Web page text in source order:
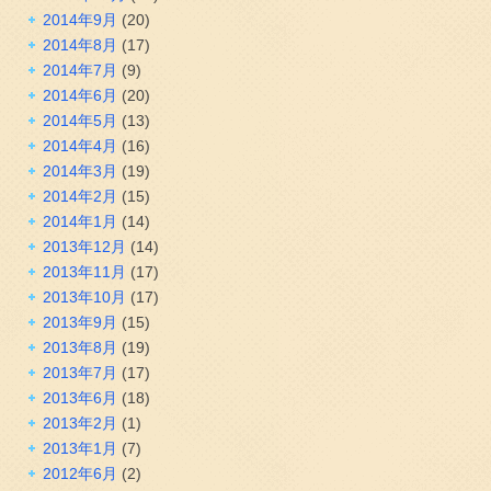
2014年9月 (20)
2014年8月 (17)
2014年7月 (9)
2014年6月 (20)
2014年5月 (13)
2014年4月 (16)
2014年3月 (19)
2014年2月 (15)
2014年1月 (14)
2013年12月 (14)
2013年11月 (17)
2013年10月 (17)
2013年9月 (15)
2013年8月 (19)
2013年7月 (17)
2013年6月 (18)
2013年2月 (1)
2013年1月 (7)
2012年6月 (2)